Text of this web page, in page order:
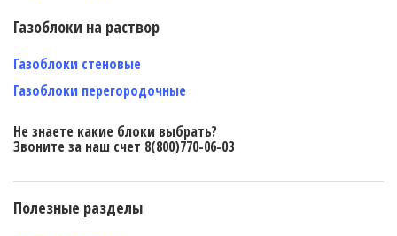
Газоблоки на раствор
Газоблоки стеновые
Газоблоки перегородочные
Не знаете какие блоки выбрать?
Звоните за наш счет 8(800)770-06-03
Полезные разделы